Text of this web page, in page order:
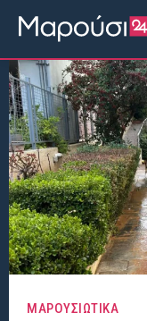
ΜΑΡΟΥΣΙΩΤΙΚΑ